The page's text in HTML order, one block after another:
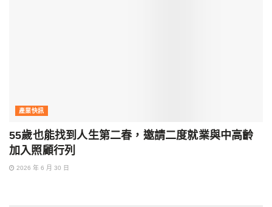
產業快訊
55歲也能找到人生第二春，邀請二度就業與中高齡
加入照顧行列
2026 年 6 月 30 日